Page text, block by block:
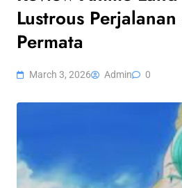
Lustrous
Permata
March 3, 2026 Admin 0